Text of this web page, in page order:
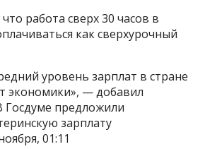
работа сверх 30 часов в
как сверхурочный
уровень зарплат в стране
экономики», — добавил
Госдуме предложили
зарплату
01:11